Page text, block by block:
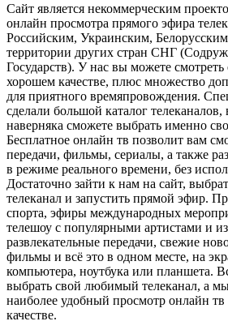
Сайт является некоммерческим
онлайн просмотра прямого эфира
Российским, Украинским,
территории других стран СНГ
Государств). У нас вы можете
хорошем качестве, плюс множество
для приятного времяпровождения.
сделали большой каталог
наверняка сможете выбрать именно
Бесплатное онлайн тв позволит вам
передачи, фильмы, сериалы, а также
в режиме реального времени, без
Достаточно зайти к нам на сайт,
телеканал и запустить прямой эфир.
спорта, эфиры международных
телешоу с популярными артистами и
развлекательные передачи, свежие
фильмы и всё это в одном месте, на
компьютера, ноутбука или планшета.
выбрать свой любимый телеканал, а
наиболее удобный просмотр онлайн
качестве.